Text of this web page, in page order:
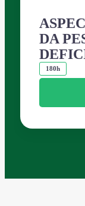
DA
180h